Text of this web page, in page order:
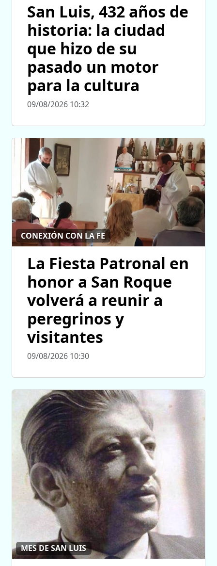
San Luis, 432 años de
historia: la ciudad
que hizo de su
pasado un motor
para la cultura
09/08/2026 10:32
CONEXIÓN CON LA FE
La Fiesta Patronal en
honor a San Roque
volverá a reunir a
peregrinos y
visitantes
09/08/2026 10:30
MES DE SAN LUIS